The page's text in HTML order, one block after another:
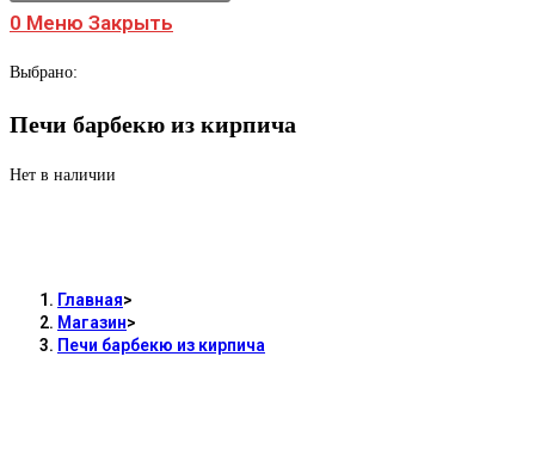
0 Меню Закрыть
Выбрано:
Печи барбекю из кирпича
Нет в наличии
Главная>
Магазин>
Печи барбекю из кирпича